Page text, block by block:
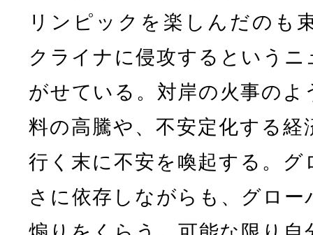
リンピックを楽しんだのも
クライナに侵攻するという
がせている。対岸の火事の
料の高騰や、不安定化する経
行く末に不安を喚起する。グ
さに依存しながらも、グロ